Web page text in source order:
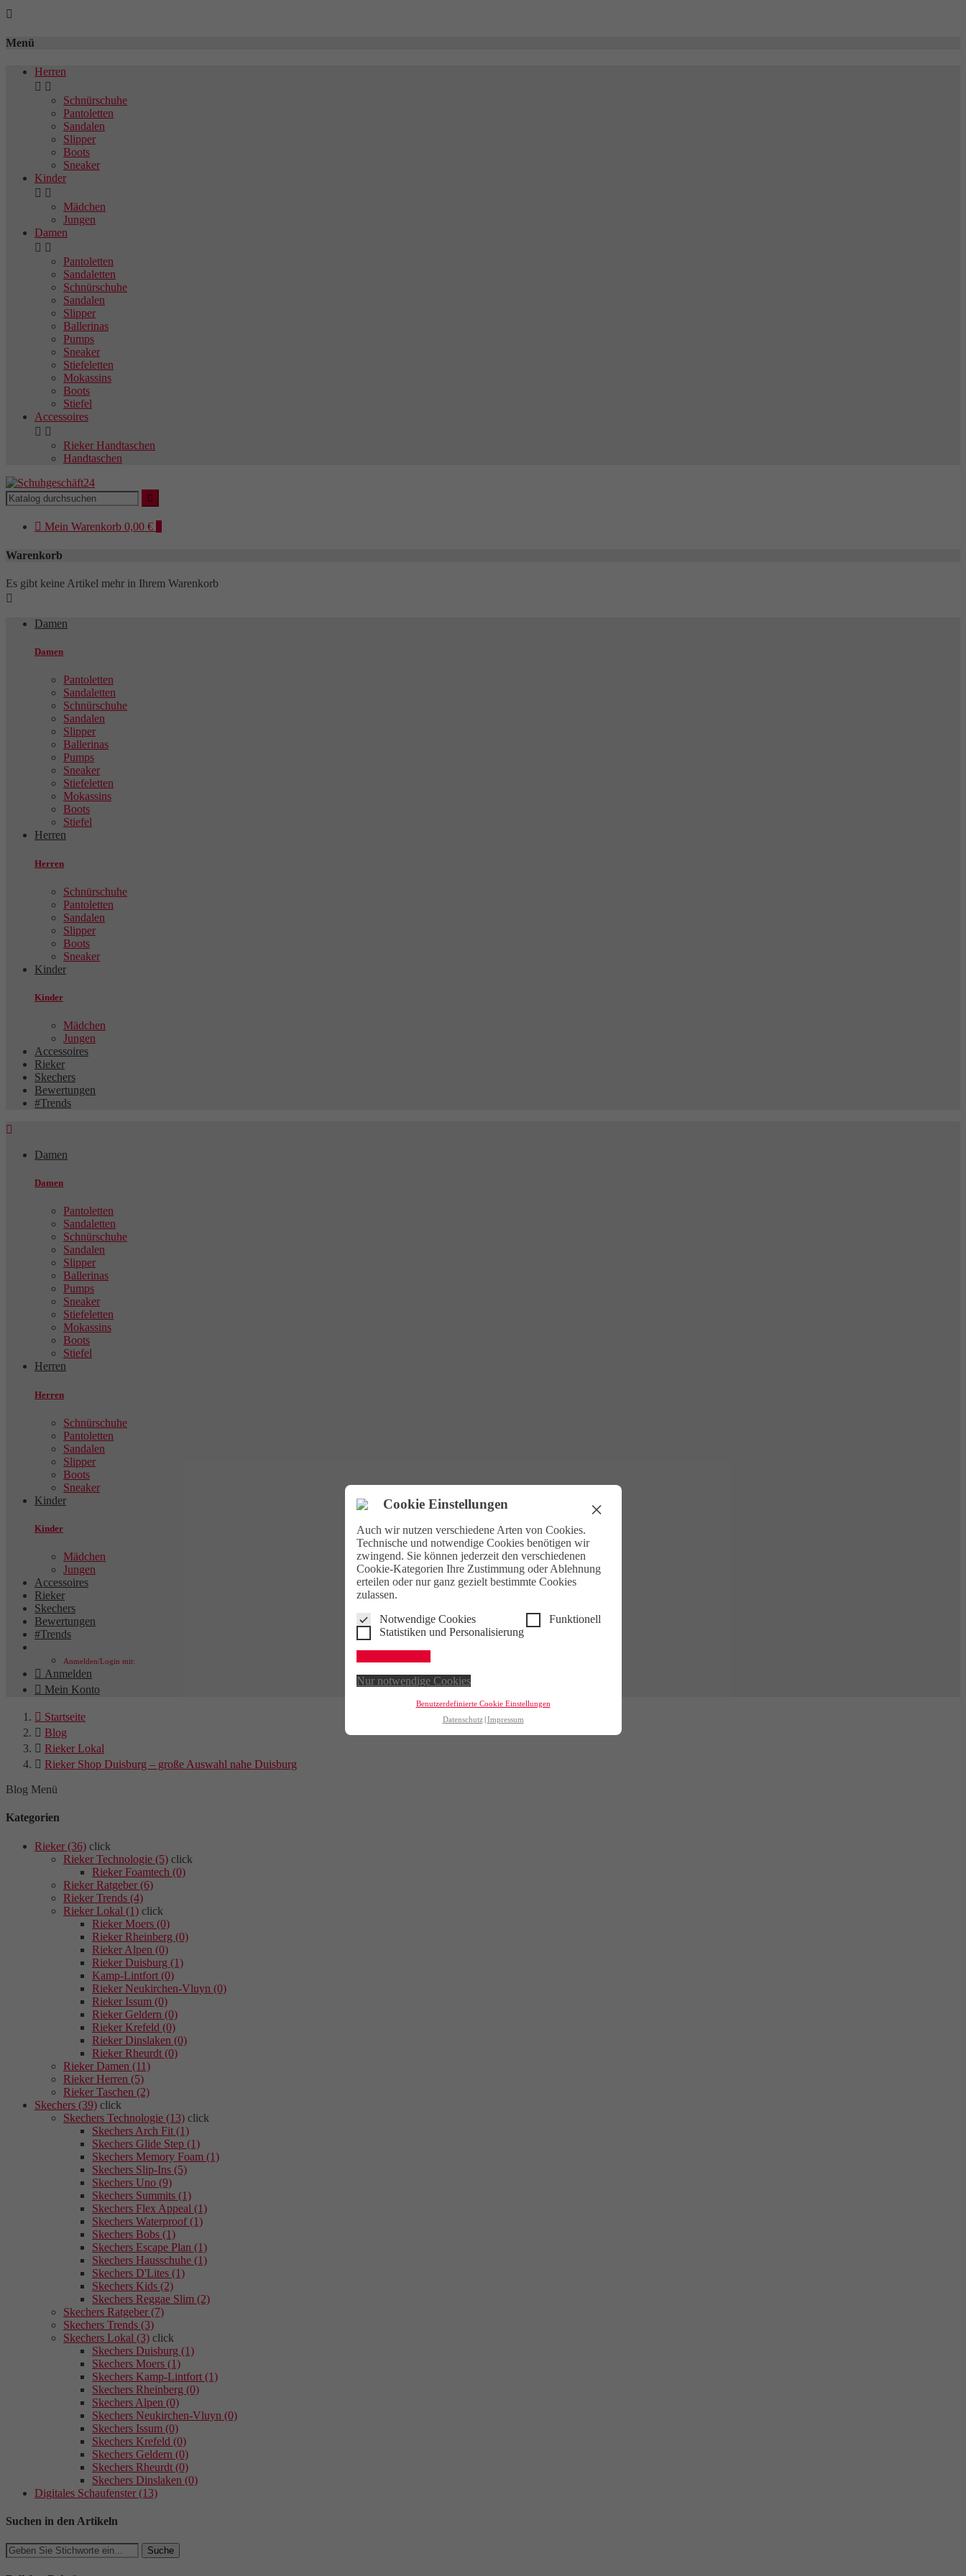
Cookie Einstellungen
Auch wir nutzen verschiedene Arten von Cookies.
Technische und notwendige Cookies benötigen wir
zwingend. Sie können jederzeit den verschiedenen
Cookie-Kategorien Ihre Zustimmung oder Ablehnung
erteilen oder nur ganz gezielt bestimmte Cookies
zulassen.
Notwendige Cookies
Funktionell
Statistiken und Personalisierung
Nur notwendige Cookies
Benutzerdefinierte Cookie Einstellungen
Datenschutz Impressum
×

Menü
Herren
 
Schnürschuhe
Pantoletten
Sandalen
Slipper
Boots
Sneaker
Kinder
 
Mädchen
Jungen
Damen
 
Pantoletten
Sandaletten
Schnürschuhe
Sandalen
Slipper
Ballerinas
Pumps
Sneaker
Stiefeletten
Mokassins
Boots
Stiefel
Accessoires
 
Rieker Handtaschen
Handtaschen

 Mein Warenkorb 0,00 €
Warenkorb
Es gibt keine Artikel mehr in Ihrem Warenkorb

Damen
Damen
Pantoletten
Sandaletten
Schnürschuhe
Sandalen
Slipper
Ballerinas
Pumps
Sneaker
Stiefeletten
Mokassins
Boots
Stiefel
Herren
Herren
Schnürschuhe
Pantoletten
Sandalen
Slipper
Boots
Sneaker
Kinder
Kinder
Mädchen
Jungen
Accessoires
Rieker
Skechers
Bewertungen
#Trends

Damen
Damen
Pantoletten
Sandaletten
Schnürschuhe
Sandalen
Slipper
Ballerinas
Pumps
Sneaker
Stiefeletten
Mokassins
Boots
Stiefel
Herren
Herren
Schnürschuhe
Pantoletten
Sandalen
Slipper
Boots
Sneaker
Kinder
Kinder
Mädchen
Jungen
Accessoires
Rieker
Skechers
Bewertungen
#Trends
Anmelden/Login mit:
 Anmelden
 Mein Konto
 Startseite
 Blog
 Rieker Lokal
 Rieker Shop Duisburg – große Auswahl nahe Duisburg
Blog Menü
Kategorien
Rieker (36) click
Rieker Technologie (5) click
Rieker Foamtech (0)
Rieker Ratgeber (6)
Rieker Trends (4)
Rieker Lokal (1) click
Rieker Moers (0)
Rieker Rheinberg (0)
Rieker Alpen (0)
Rieker Duisburg (1)
Kamp-Lintfort (0)
Rieker Neukirchen-Vluyn (0)
Rieker Issum (0)
Rieker Geldern (0)
Rieker Krefeld (0)
Rieker Dinslaken (0)
Rieker Rheurdt (0)
Rieker Damen (11)
Rieker Herren (5)
Rieker Taschen (2)
Skechers (39) click
Skechers Technologie (13) click
Skechers Arch Fit (1)
Skechers Glide Step (1)
Skechers Memory Foam (1)
Skechers Slip-Ins (5)
Skechers Uno (9)
Skechers Summits (1)
Skechers Flex Appeal (1)
Skechers Waterproof (1)
Skechers Bobs (1)
Skechers Escape Plan (1)
Skechers Hausschuhe (1)
Skechers D'Lites (1)
Skechers Kids (2)
Skechers Reggae Slim (2)
Skechers Ratgeber (7)
Skechers Trends (3)
Skechers Lokal (3) click
Skechers Duisburg (1)
Skechers Moers (1)
Skechers Kamp-Lintfort (1)
Skechers Rheinberg (0)
Skechers Alpen (0)
Skechers Neukirchen-Vluyn (0)
Skechers Issum (0)
Skechers Krefeld (0)
Skechers Geldern (0)
Skechers Rheurdt (0)
Skechers Dinslaken (0)
Digitales Schaufenster (13)
Suchen in den Artikeln